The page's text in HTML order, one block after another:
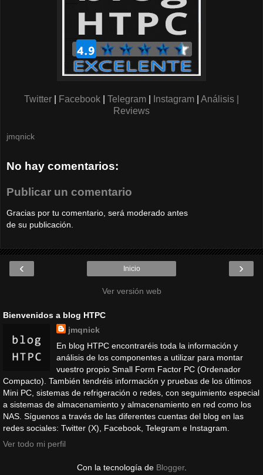
Twitter Facebook Telegram Instagram
Análisis |
Reviews
jmqnick
No hay comentarios:
Publicar un comentario
Gracias por tu comentario, será moderado antes
de su publicación.
‹ ›
Inicio
Ver versión web
Bienvenidos a blog HTPC
jmqnick
En blog HTPC encontraréis toda la información y
análisis de los componentes a utilizar para montar
vuestro propio Small Form Factor PC (Ordenador
Compacto). También tendréis información y pruebas de los últimos
Mini PC, sistemas de refrigeración o redes, con seguimiento especial
a sistemas de almacenamiento y almacenamiento en red como los
NAS. Síguenos a través de las diferentes cuentas del blog en las
redes sociales: Twitter (X), Facebook, Telegram e Instagram.
Ver todo mi perfil
Con la tecnología de Blogger.